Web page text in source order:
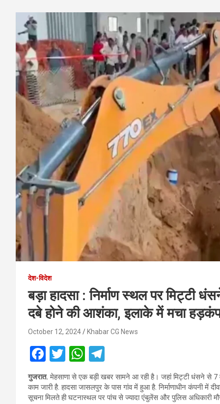
देश-विदेश
बड़ा हादसा : निर्माण स्थल पर
दबे होने की आशंका, इलाके में मचा
October 12, 2024 Khabar CG News
F
a
ce
T
wi
tt
W
h
at
el
e
गुजरात. मेहसाणा से एक बड़ी खबर सामने आ रही है। जहां मिट्टी धंसने से 7
काम जारी है. हादसा जासलपुर के पास गांव में हुआ है. निर्माणाधीन कंपनी में
सूचना मिलते ही घटनास्थल पर पांच से ज्यादा एंबुलेंस और पुलिस अधिकारी